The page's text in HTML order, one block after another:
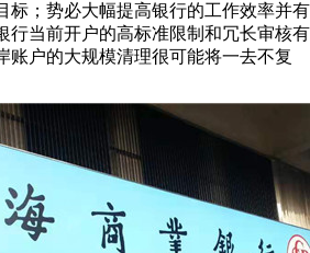
标；势必大幅提高银行的工作效率并有
行当前开户的高标准限制和冗长审核有
账户的大规模清理很可能将一去不复